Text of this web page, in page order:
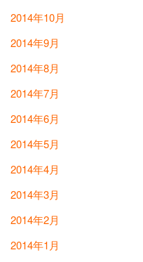
2014年10月
2014年9月
2014年8月
2014年7月
2014年6月
2014年5月
2014年4月
2014年3月
2014年2月
2014年1月